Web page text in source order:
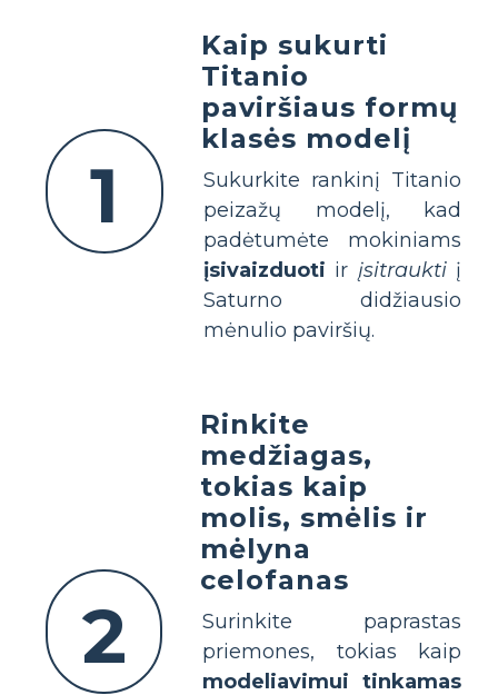
1
Kaip sukurti
Titanio
paviršiaus formų
klasės modelį
Sukurkite rankinį Titanio
peizažų modelį, kad
padėtumėte mokiniams
įsivaizduoti ir įsitrauktiį
Saturno didžiausio
mėnulio paviršių.
2
Rinkite
medžiagas,
tokias kaip
molis, smėlis ir
mėlyna
celofanas
Surinkite paprastas
priemones, tokias kaip
modeliavimui tinkamas